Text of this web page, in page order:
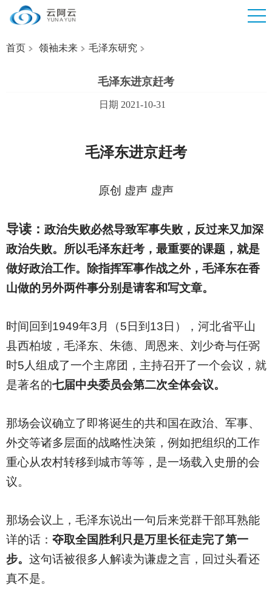
首页 领袖未来 毛泽东研究
毛泽东进京赶考
日期 2021-10-31
毛泽东进京赶考
原创 虚声 虚声
导读： 政治失败必然导致军事失败，反过来又加深
政治失败。所以毛泽东赶考，最重要的课题，就是
做好政治工作。除指挥军事作战之外，毛泽东在香
山做的另外两件事分别是请客和写文章。
时间回到1949年3月（5日到13日），河北省平山
县西柏坡，毛泽东、朱德、周恩来、刘少奇与任弼
时5人组成了一个主席团，主持召开了一个会议，就
是著名的七届中央委员会第二次全体会议。
那场会议确立了即将诞生的共和国在政治、军事、
外交等诸多层面的战略性决策，例如把组织的工作
重心从农村转移到城市等等，是一场载入史册的会
议。
那场会议上，毛泽东说出一句后来党群干部耳熟能
详的话： 夺取全国胜利只是万里长征走完了第一
步。 这句话被很多人解读为谦虚之言，回过头看还
真不是。